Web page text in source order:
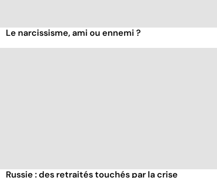
Le narcissisme, ami ou ennemi ?
Russie : des retraités touchés par la crise